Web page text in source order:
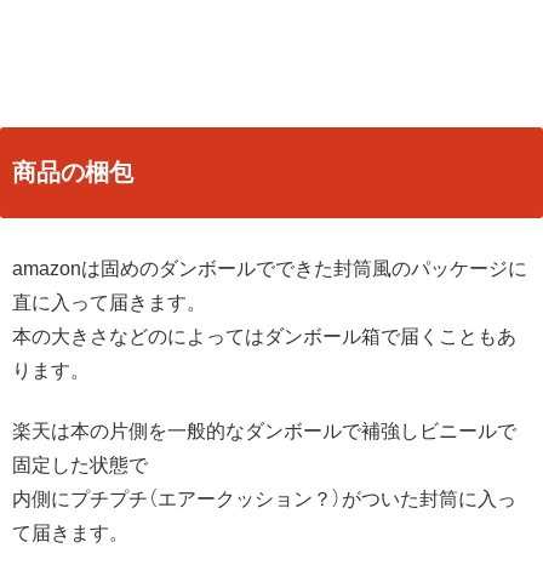
商品の梱包
amazonは固めのダンボールでできた封筒風のパッケージに
直に入って届きます。
本の大きさなどのによってはダンボール箱で届くこともあ
ります。
楽天は本の片側を一般的なダンボールで補強しビニールで
固定した状態で
内側にプチプチ（エアークッション？）がついた封筒に入っ
て届きます。